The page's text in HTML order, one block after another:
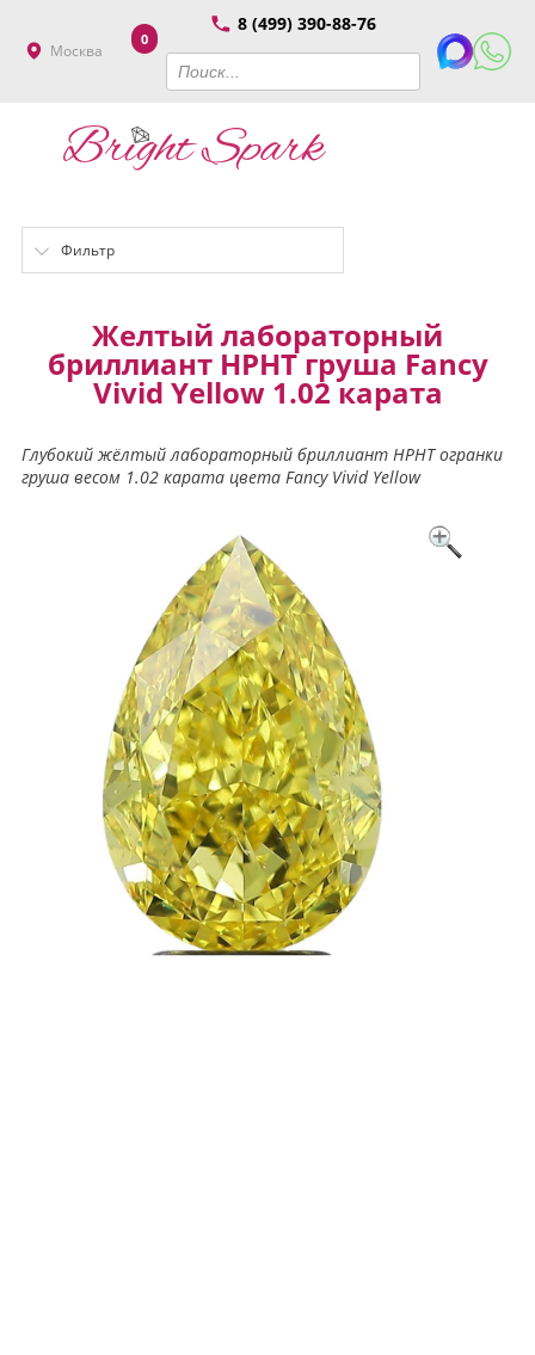
Москва
8 (499) 390-88-76
0
Фильтр
Желтый лабораторный
бриллиант HPHT груша Fancy
Vivid Yellow 1.02 карата
Глубокий жёлтый лабораторный бриллиант HPHT огранки
груша весом 1.02 карата цвета Fancy Vivid Yellow